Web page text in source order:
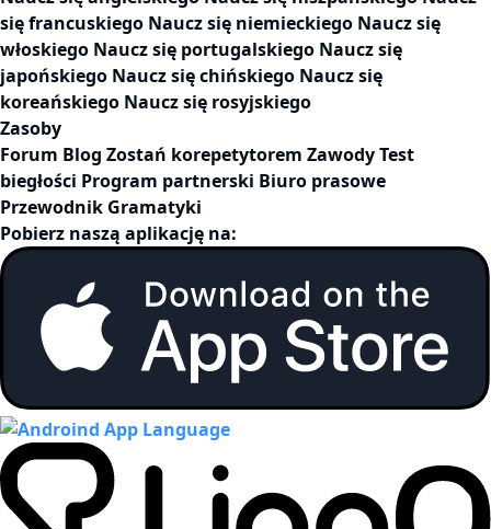
się francuskiego Naucz się niemieckiego Naucz się
włoskiego Naucz się portugalskiego Naucz się
japońskiego Naucz się chińskiego Naucz się
koreańskiego Naucz się rosyjskiego
Zasoby
Forum Blog Zostań korepetytorem ZawodyTest
biegłości Program partnerski Biuro prasowe
Przewodnik Gramatyki
Pobierz naszą aplikację na: